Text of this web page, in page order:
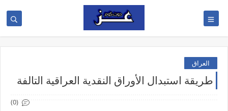
العراق
طريقة استبدال الأوراق النقدية العراقية التالفة
(0)